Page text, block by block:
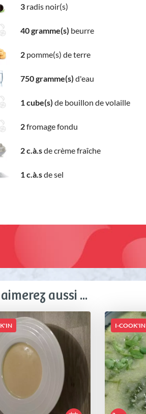
3 radis noir(s)
40 gramme(s) beurre
2 pomme(s) de terre
750 gramme(s) d'eau
1 cube(s) de bouillon de volaille
2fromage fondu
2 c.à.sde crème fraîche
1 c.à.sde sel
aussi ...
I-COOK'IN